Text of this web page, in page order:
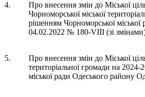
4.
Про внесення змін до Міської
Чорноморської міської
рішенням Чорноморської міської
04.02.2022 № 180-VIII (зі
5.
Про внесення змін до Міської
територіальної громади на
міської ради Одеського району